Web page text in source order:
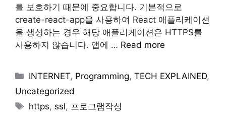
를 보호하기 때문에 중요합니다. 기본적으로
create-react-app을 사용하여 React 애플리케이션
을 생성하는 경우 해당 애플리케이션은 HTTPS를
사용하지 않습니다. 앱에 … Read more
Categories
INTERNET, Programming,TECH EXPLAINED,
Uncategorized
Tags
https, ssl, 프로그램작성